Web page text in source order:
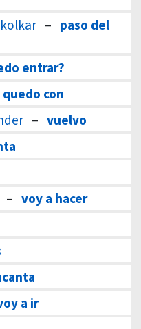
– paso del
entrar?
quedo con
– vuelvo
– voy a hacer
a ir